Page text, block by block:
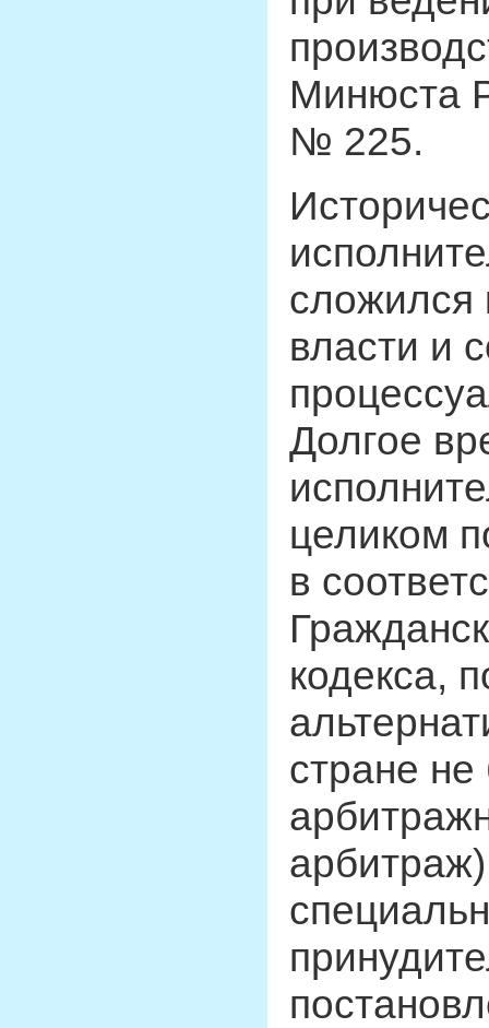
Минюста
№ 225.
сложился
власти и
Долгое
целиком
в
кодекса,
стране